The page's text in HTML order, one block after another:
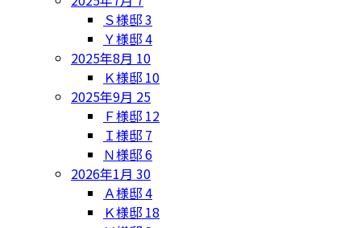
Ｓ様邸3
Ｙ様邸4
2025年8月 10
Ｋ様邸 10
2025年9月 25
Ｆ様邸 12
Ｉ様邸 7
Ｎ様邸6
2026年1月 30
Ａ様邸4
Ｋ様邸 18